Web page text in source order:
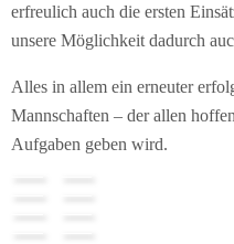
erfreulich auch die ersten
unsere Möglichkeit dadurch
Alles in allem ein erneuter
Mannschaften – der allen
Aufgaben geben wird.